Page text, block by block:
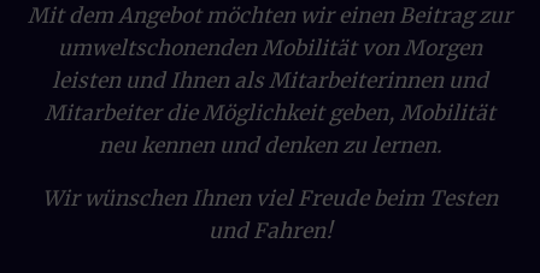
Mit dem Angebot möchten wir einen Beitrag zur
umweltschonenden Mobilität von Morgen
leisten und Ihnen als Mitarbeiterinnen und
Mitarbeiter die Möglichkeit geben, Mobilität
neu kennen und denken zu lernen.
Wir wünschen Ihnen viel Freude beim Testen
und Fahren!
erforderlichen Dienste – und dürfen sich künftig auf
noch relevantere Informationen freuen. Möchten Sie das
vornehmen oder alle Technologien und Dienste
ablehnen. Dies kann allerdings zu einem eingeschränkten
Nutzererlebnis führen. Selbstverständlich haben Sie
Auswahl kann jederzeit geändert werden. Weitere
und in den Datenschutzhinweisen.